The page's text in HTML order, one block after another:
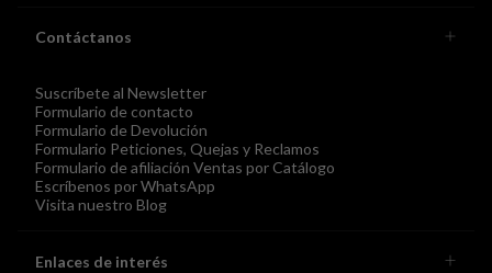
Contáctanos
Suscríbete al Newsletter
Formulario de contacto
Formulario de Devolución
Formulario Peticiones, Quejas y Reclamos
Formulario de afiliación Ventas por Catálogo
Escríbenos por WhatsApp
Visita nuestro Blog
Enlaces de interés